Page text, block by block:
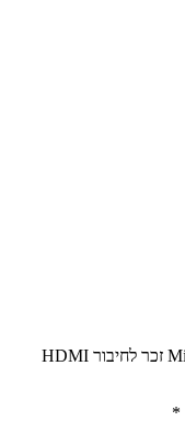
היה הראשון לכתוב סקירה “מתאם Mini HDMI זכר לחיבור HDMI
*